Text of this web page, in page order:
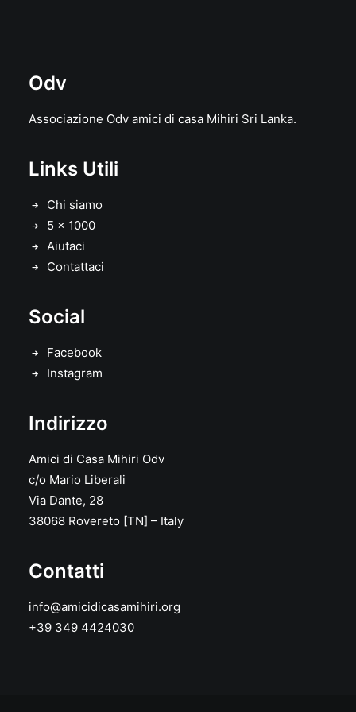
Odv
Associazione Odv amici di casa Mihiri Sri Lanka.
Links Utili
Chi siamo
5 x 1000
Aiutaci
Contattaci
Social
Facebook
Instagram
Indirizzo
Amici di Casa Mihiri Odv
c/o Mario Liberali
Via Dante, 28
38068 Rovereto [TN] – Italy
Contatti
info@amicidicasamihiri.org
+39 349 4424030